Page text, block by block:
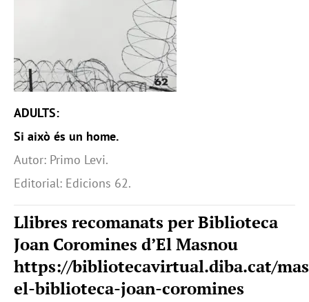
ADULTS:
Si això és un home.
Autor: Primo Levi.
Editorial: Edicions 62.
Llibres recomanats per Biblioteca
Joan Coromines d’El Masnou
https://bibliotecavirtual.diba.cat/
el-biblioteca-joan-coromines